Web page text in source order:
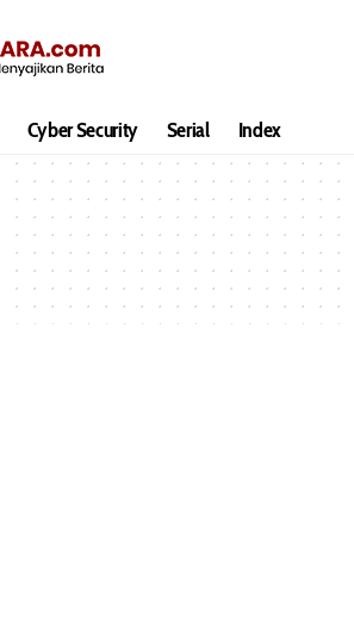
Cyber Security Serial Index